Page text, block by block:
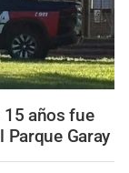
15 años fue
Garay